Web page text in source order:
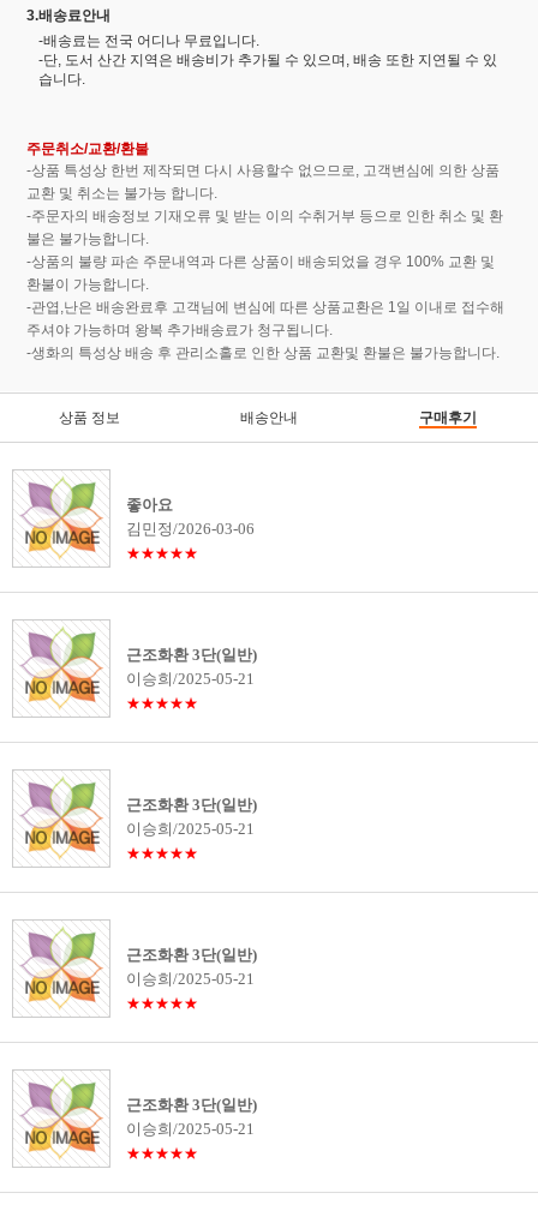
3.배송료안내
-배송료는 전국 어디나 무료입니다.
-단, 도서 산간 지역은 배송비가 추가될 수 있으며, 배송 또한 지연될 수 있
습니다.
주문취소/교환/환불
-상품 특성상 한번 제작되면 다시 사용할수 없으므로, 고객변심에 의한 상품
교환 및 취소는 불가능 합니다.
-주문자의 배송정보 기재오류 및 받는 이의 수취거부 등으로 인한 취소 및 환
불은 불가능합니다.
-상품의 불량 파손 주문내역과 다른 상품이 배송되었을 경우 100% 교환 및
환불이 가능합니다.
-관엽,난은 배송완료후 고객님에 변심에 따른 상품교환은 1일 이내로 접수해
주셔야 가능하며 왕복 추가배송료가 청구됩니다.
-생화의 특성상 배송 후 관리소홀로 인한 상품 교환및 환불은 불가능합니다.
상품 정보 배송안내 구매후기
좋아요
김민정/2026-03-06
★★★★★
근조화환 3단(일반)
이승희/2025-05-21
★★★★★
근조화환 3단(일반)
이승희/2025-05-21
★★★★★
근조화환 3단(일반)
이승희/2025-05-21
★★★★★
근조화환 3단(일반)
이승희/2025-05-21
★★★★★